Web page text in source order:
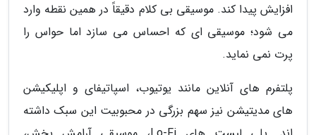
افزایش پیدا کند. موسیقی بی کلام دقیقاً در همین نقطه وارد
می شود؛ موسیقی ای که احساس می سازد اما حواس را
پرت نمی نماید.
پلتفرم های آنلاین مانند یوتیوب، اسپاتیفای و اپلیکیشن
های مدیتیشن نیز سهم بزرگی در محبوبیت این سبک داشته